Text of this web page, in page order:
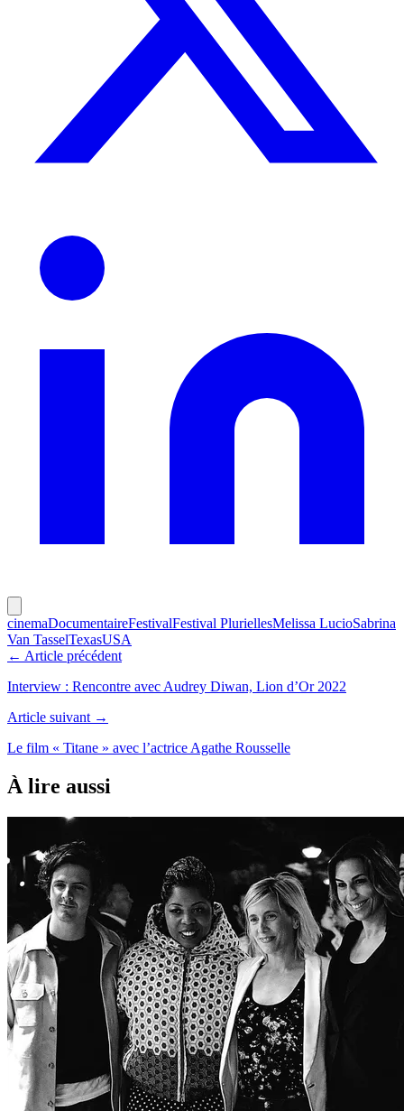
cinemaDocumentaireFestivalFestival PluriellesMelissa LucioSabrina
Van TasselTexasUSA
← Article précédent
Interview : Rencontre avec Audrey Diwan, Lion d’Or 2022
Article suivant →
Le film « Titane » avec l’actrice Agathe Rousselle
À lire aussi